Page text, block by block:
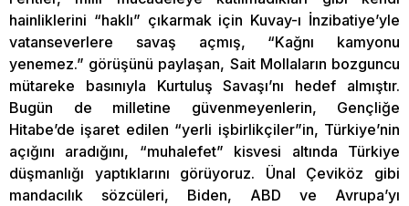
hainliklerini “haklı” çıkarmak için Kuvay-ı İnzibatiye’yle
vatanseverlere savaş açmış, “Kağnı kamyonu
yenemez.” görüşünü paylaşan, Sait Mollaların bozguncu
mütareke basınıyla Kurtuluş Savaşı’nı hedef almıştır.
Bugün de milletine güvenmeyenlerin, Gençliğe
Hitabe’de işaret edilen “yerli işbirlikçiler”in, Türkiye’nin
açığını aradığını, “muhalefet” kisvesi altında Türkiye
düşmanlığı yaptıklarını görüyoruz. Ünal Çeviköz gibi
mandacılık sözcüleri, Biden, ABD ve Avrupa’yı